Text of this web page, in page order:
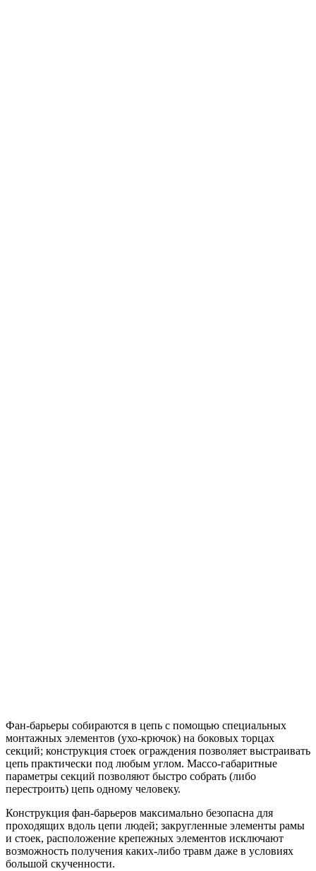
Фан-барьеры собираются в цепь с помощью специальных
монтажных элементов (ухо-крючок) на боковых торцах
секций; конструкция стоек ограждения позволяет выстраивать
цепь практически под любым углом. Массо-габаритные
параметры секций позволяют быстро собрать (либо
перестроить) цепь одному человеку.
Конструкция фан-барьеров максимально безопасна для
проходящих вдоль цепи людей; закругленные элементы рамы
и стоек, расположение крепежных элементов исключают
возможность получения каких-либо травм даже в условиях
большой скученности.